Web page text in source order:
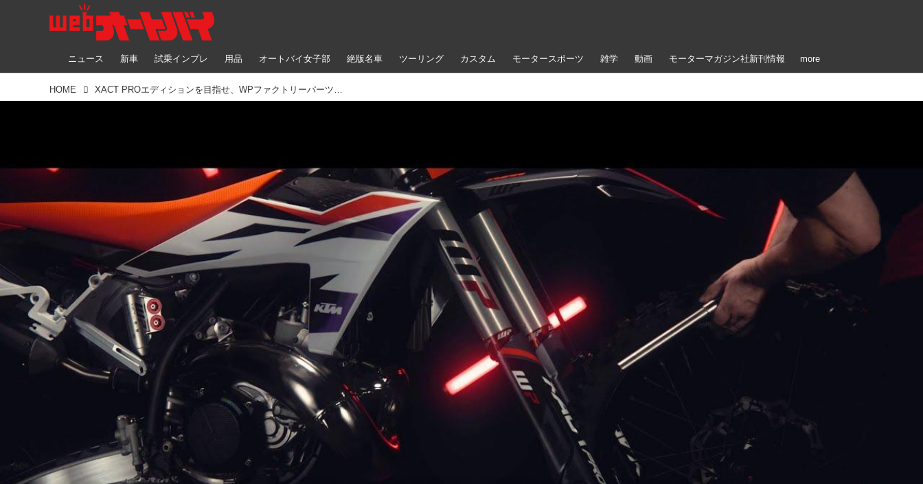
ニュース 新車 試乗インプレ 用品 オートバイ女子部 絶版名車 ツーリング カスタム モータースポーツ 雑学 動画 モーターマガジン社新刊情報 more
HOME XACT PROエディションを目指せ、WPファクトリーパーツプロモーションムービー